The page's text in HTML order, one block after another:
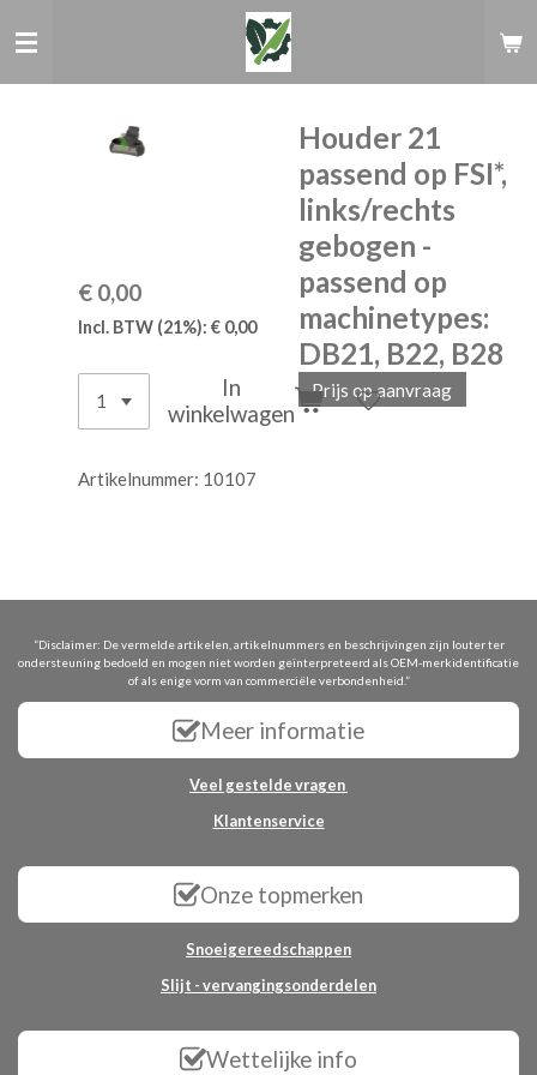
direct
Houder 21
passend op FSI*,
links/rechts
gebogen -
passend op
machinetypes:
DB21, B22, B28
Prijs op aanvraag
€ 0,00
Incl. BTW (21%): € 0,00
In
winkelwagen
Artikelnummer: 10107
“Disclaimer: De vermelde artikelen, artikelnummers en beschrijvingen zijn louter ter
ondersteuning bedoeld en mogen niet worden geïnterpreteerd als OEM-merkidentificatie
of als enige vorm van commerciële verbondenheid.”
Meer informatie
Veel gestelde vragen
Klantenservice
Onze topmerken
Snoeigereedschappen
Slijt - vervangingsonderdelen
Wettelijke info